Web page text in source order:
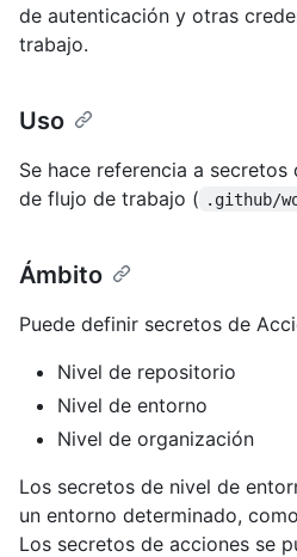
de autenticación y otras
trabajo.
Uso
Se hace referencia a
de flujo de trabajo ( .github/
Ámbito
Puede definir secretos de
Nivel de repositorio
Nivel de entorno
Nivel de organización
Los secretos de nivel de
un entorno determinado,
Los secretos de acciones se